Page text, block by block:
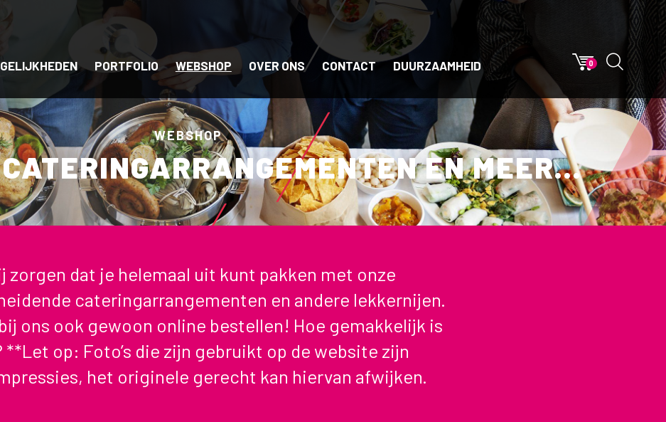
PORTFOLIO WEBSHOP OVER ONS CONTACT DUURZAAMHEID 0
WEBSHOP
EN MEER...
zorgen dat je helemaal uit kunt pakken met onze
cateringarrangementen en andere lekkernijen.
ons ook gewoon online bestellen! Hoe gemakkelijk is
**Let op: Foto’s die zijn gebruikt op de website zijn
het originele gerecht kan hiervan afwijken.